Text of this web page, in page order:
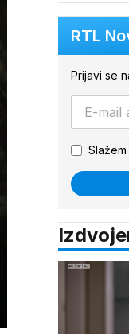
RTL
Prijavi se
Slažem